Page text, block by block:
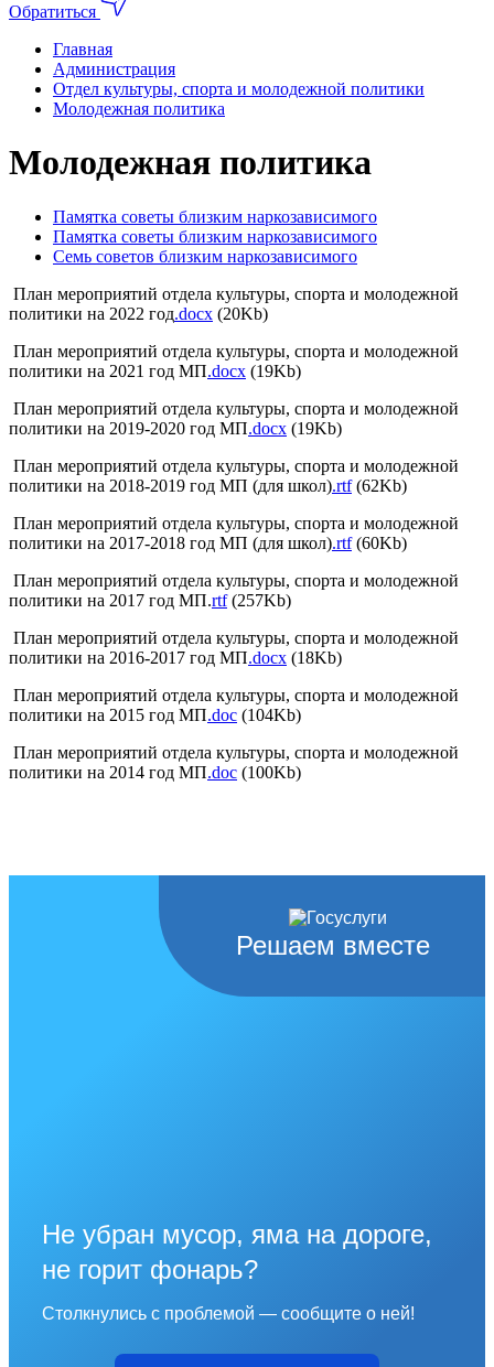
Обратиться
Главная
Администрация
Отдел культуры, спорта и молодежной политики
Молодежная политика
Молодежная политика
Памятка советы близким наркозависимого
Памятка советы близким наркозависимого
Семь советов близким наркозависимого
План мероприятий отдела культуры, спорта и молодежной
политики на 2022 год.docx (20Kb)
План мероприятий отдела культуры, спорта и молодежной
политики на 2021 год МП.docx (19Kb)
План мероприятий отдела культуры, спорта и молодежной
политики на 2019-2020 год МП.docx (19Kb)
План мероприятий отдела культуры, спорта и молодежной
политики на 2018-2019 год МП (для школ).rtf(62Kb)
План мероприятий отдела культуры, спорта и молодежной
политики на 2017-2018 год МП (для школ).rtf(60Kb)
План мероприятий отдела культуры, спорта и молодежной
политики на 2017 год МП.rtf(257Kb)
План мероприятий отдела культуры, спорта и молодежной
политики на 2016-2017 год МП.docx (18Kb)
План мероприятий отдела культуры, спорта и молодежной
политики на 2015 год МП.doc (104Kb)
План мероприятий отдела культуры, спорта и молодежной
политики на 2014 год МП.doc (100Kb)
Решаем вместе
Не убран мусор, яма на дороге,
не горит фонарь?
Столкнулись с проблемой — сообщите о ней!